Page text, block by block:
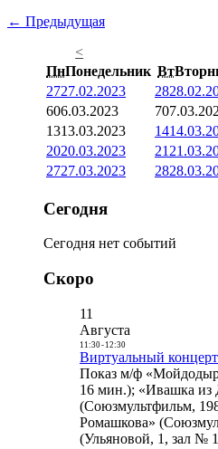
← Предыдущая
<
ПнПонедельник Вт
2727.02.2023 28
606.03.2023 7
1313.03.2023 14
2020.03.2023 21
2727.03.2023 28
Сегодня
Сегодня нет событий
Скоро
11
Августа
11:30- 12:30
Виртуальный
Показ м/ф
16 мин.); «Ивашка из
(Союзмультфильм,
Ромашкова»
(Ульяновой, 1, зал №